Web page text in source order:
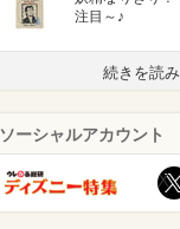
注目～♪
続きを読
ソーシャルアカウント
X